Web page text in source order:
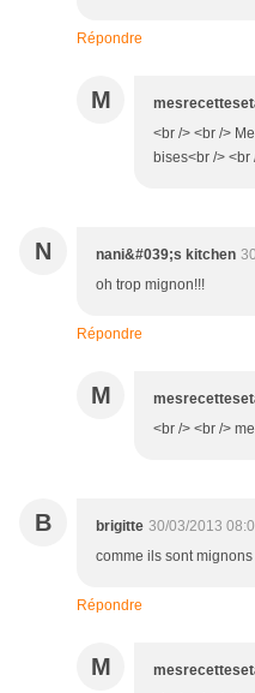
Répondre
M
<br /> <br />
bises<br /> <br
N nani&#039;s kitchen
oh trop mignon!!!
Répondre
M
<br /> <br />
B brigitte 30/03/2013
comme ils sont
Répondre
M